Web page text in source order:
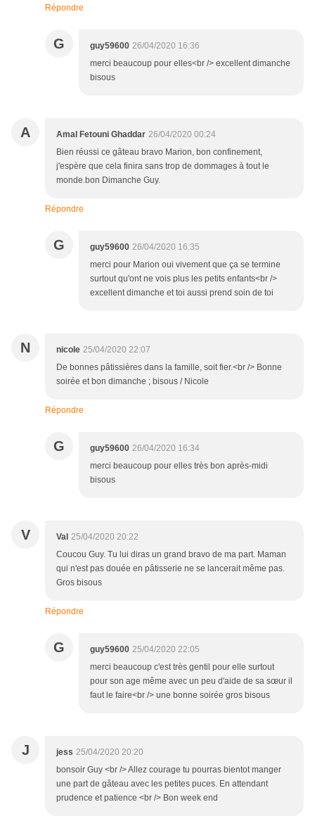
Répondre
G guy59600 26/04/2020 16:36
merci beaucoup pour elles<br /> excellent dimanche
bisous
A Amal Fetouni Ghaddar 26/04/2020 00:24
Bien réussi ce gâteau bravo Marion, bon confinement,
j'espère que cela finira sans trop de dommages à tout le
monde.bon Dimanche Guy.
Répondre
G guy59600 26/04/2020 16:35
merci pour Marion oui vivement que ça se termine
surtout qu'ont ne vois plus les petits enfants<br />
excellent dimanche et toi aussi prend soin de toi
N nicole 25/04/2020 22:07
De bonnes pâtissières dans la famille, soit fier.<br /> Bonne
soirée et bon dimanche ; bisous / Nicole
Répondre
G guy59600 26/04/2020 16:34
merci beaucoup pour elles très bon après-midi
bisous
V Val 25/04/2020 20:22
Coucou Guy. Tu lui diras un grand bravo de ma part. Maman
qui n'est pas douée en pâtisserie ne se lancerait même pas.
Gros bisous
Répondre
G guy59600 25/04/2020 22:05
merci beaucoup c'est très gentil pour elle surtout
pour son age même avec un peu d'aide de sa sœur il
faut le faire<br /> une bonne soirée gros bisous
J jess 25/04/2020 20:20
bonsoir Guy <br /> Allez courage tu pourras bientot manger
une part de gâteau avec les petites puces. En attendant
prudence et patience <br /> Bon week end